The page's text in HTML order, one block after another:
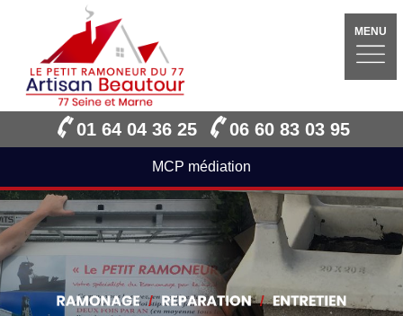
MENU
01 64 04 36 25 06 60 83 03 95
MCP médiation